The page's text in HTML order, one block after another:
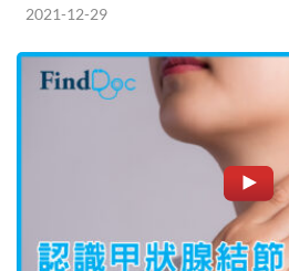
2021-12-29